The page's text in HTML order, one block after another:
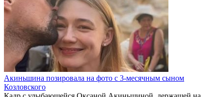
Акиньшина позировала на фото с 3-месячным сыном
Козловского